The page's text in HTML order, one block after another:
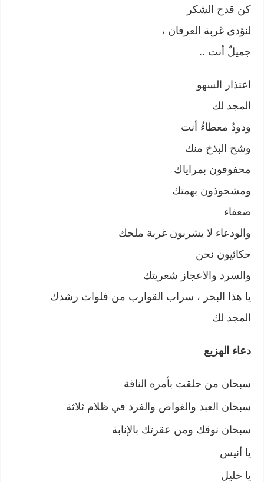
كن قدح الشكر
لنؤدي غربة العرفان ،
جميلٌ أنت ..
اعتذار السهو
المجد لك
ودودٌ معطاءٌ أنت
وشح البذخ منك
محفوفون بمراياك
ومشحوذون بهمتك
ضعفاء
والودعاء لا يشربون غربة ملحك
حكائيون نحن
والسرد والاعجاز شعريتك
يا هذا البحر ، سراب القوارب من فلوات رشدك
المجد لك
دعاء الهزيع
سبحان من حلقت بأمره الناقة
سبحان العبد والغواص والفرد في ظلام ثلاثة
سبحان نوقك ومن عقرتك بالإنابة
يا أنيس
يا خليل